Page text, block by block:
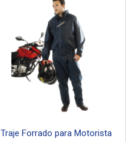
Traje Forrado para Motorista